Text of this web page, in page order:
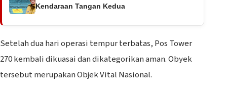
Kendaraan Tangan Kedua
Setelah dua hari operasi tempur terbatas, Pos Tower
270 kembali dikuasai dan dikategorikan aman. Obyek
tersebut merupakan Objek Vital Nasional.